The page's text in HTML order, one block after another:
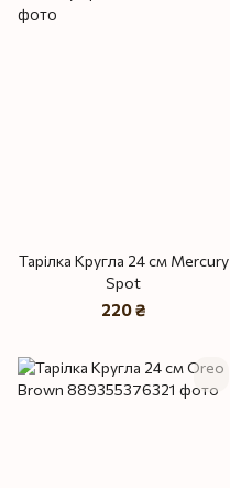
Тарілка Кругла 24 см Mercury
Spot
220 ₴